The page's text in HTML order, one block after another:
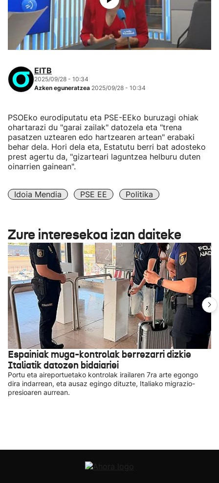
EITB
2025/09/28 - 10:34
Azken eguneratzea 2025/09/28 - 10:34
PSOEko eurodiputatu eta PSE-EEko buruzagi ohiak
ohartarazi du "garai zailak" datozela eta "trena
pasatzen uztearen edo hartzearen artean" erabaki
behar dela. Hori dela eta, Estatutu berri bat adosteko
prest agertu da, "gizarteari laguntzea helburu duten
oinarrien gainean".
Idoia Mendia PSE EE Politika
Zure interesekoa izan daiteke
Espainiak muga-kontrolak berrezarri dizkie
Italiatik datozen bidaiariei
Portu eta aireportuetako kontrolak irailaren 7ra arte egongo
dira indarrean, eta ausaz egingo dituzte, Italiako migrazio-
presioaren aurrean.